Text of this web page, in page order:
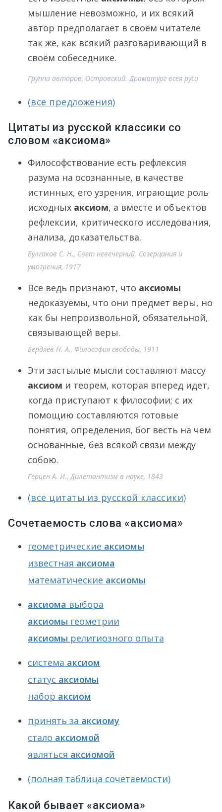
мышление невозможно, и их всякий
автор предполагает в своём читателе
так же, как всякий разговаривающий в
своём собеседнике.
Группа авторов, Островский. Драматург всея руси
(все предложения)
Цитаты из русской классики со
словом «аксиома»
Философствование есть рефлексия
разума на осознанные, в качестве
истинных, его узрения, играющие роль
исходных аксиом, а вместе и объектов
рефлексии, критического исследования,
анализа, доказательства.
Булгаков С. Н., Свет невечерний. Созерцания и
умозрения, 1917
Все ведь признают, что аксиомы
недоказуемы, что они предмет веры, но
как бы непроизвольной, обязательной,
связывающей веры.
Бердяев Н. А., Философия свободы, 1911
Эти застылые мысли составляют массу
аксиом и теорем, которая вперед идет,
когда приступают к философии; с их
помощию составляются готовые
понятия, определения, бог весть на чем
основанные, без всякой связи между
собою.
Герцен А. И., Дилетантизм в науке, 1843
(все цитаты из русской классики)
Сочетаемость слова «аксиома»
геометрические аксиомы
известная аксиома
математические аксиомы
аксиома выбора
аксиомы геометрии
аксиомы религиозного опыта
система аксиом
статус аксиомы
набор аксиом
принять за аксиому
стало аксиомой
являться аксиомой
(полная таблица сочетаемости)
Какой бывает «аксиома»